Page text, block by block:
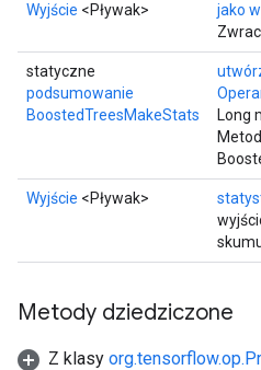
Wyjście <Pływak> jako
statyczne
podsumowanie
BoostedTreesMakeStats
Long
Wyjście <Pływak>
Metody dziedziczone
Z klasy